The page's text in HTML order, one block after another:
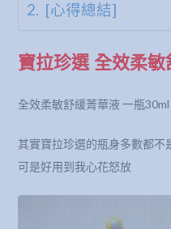
[心得總結]
寶拉珍選 全效柔
全效柔敏舒緩菁華液 一瓶30ml
其實寶拉珍選的瓶身多數都不
可是好用到我心花怒放